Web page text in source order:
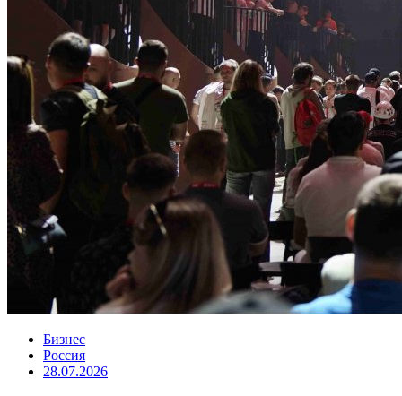
Бизнес
Россия
28.07.2026